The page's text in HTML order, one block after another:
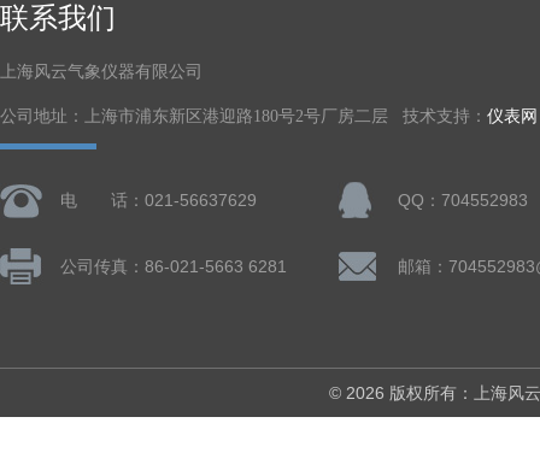
联系我们
上海风云气象仪器有限公司
公司地址：上海市浦东新区港迎路180号2号厂房二层 技术支持： 仪表网
电 话：021-56637629 QQ：704552983
公司传真：86-021-5663 6281 邮箱：
© 2026 版权所有：上海风